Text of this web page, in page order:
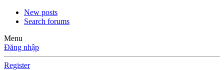
New posts
Search forums
Menu
Đăng nhập
Register